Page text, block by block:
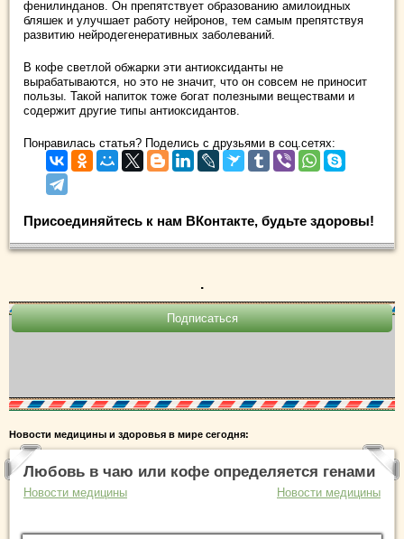
фенилинданов. Он препятствует образованию амилоидных
бляшек и улучшает работу нейронов, тем самым препятствуя
развитию нейродегенеративных заболеваний.
В кофе светлой обжарки эти антиоксиданты не
вырабатываются, но это не значит, что он совсем не приносит
пользы. Такой напиток тоже богат полезными веществами и
содержит другие типы антиоксидантов.
Понравилась статья? Поделись с друзьями в соц.сетях:
Присоединяйтесь к нам ВКонтакте, будьте здоровы!
.
Новости медицины и здоровья в мире сегодня:
Любовь в чаю или кофе определяется генами
Новости медицины Новости медицины